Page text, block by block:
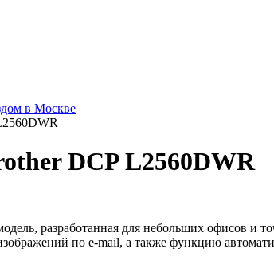
в Москве
DCP L2560DWR
разработанная для небольших офисов и
по e-mail, а также функцию